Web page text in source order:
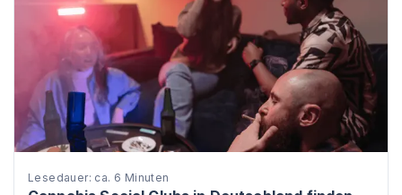
Lesedauer: ca. 6 Minuten